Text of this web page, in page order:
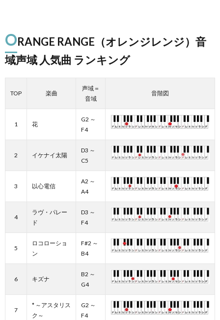
ORANGE RANGE（オレンジレンジ）音
域声域 人気曲 ランキング
TOP 楽曲
声域＝
音域
音階図
1 花
G2 ～
F4
2 イケナイ太陽
D3 ～
C5
3 以心電信
A2 ～
A4
4
ラヴ・パレー
ド
D3 ～
F4
5
ロコローショ
ン
F#2 ～
B4
6 キズナ
B2 ～
G4
7
* ～アスタリス
ク～
G2 ～
F4